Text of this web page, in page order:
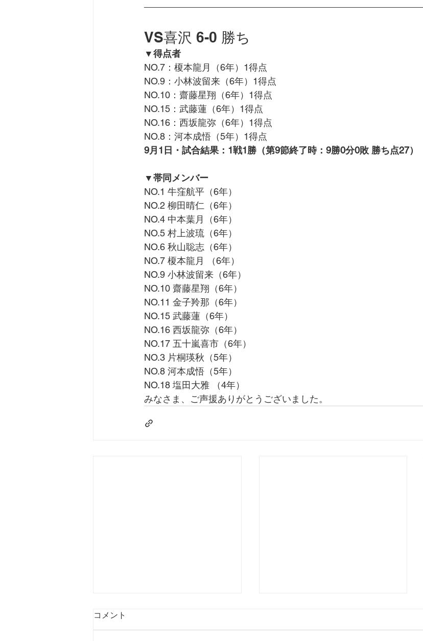
VS喜沢 6-0 勝ち
▼得点者
NO.7：榎本龍月
（6年）1得点
NO.9：小林波留来 （6年）1得点
NO.10：齋藤星翔 （6年）1得点
NO.15：武藤蓮 （6年）1得点
NO.16：西坂龍弥 （6年）1得点
NO.8：河本成悟 （5年）1得点
9月1日・試合結果：1戦1勝（第9節終了時：9勝0分0敗 勝ち点27）
▼帯同メンバー
NO.1 牛窪航平 （6年）
NO.2 柳田晴仁 （6年）
NO.4 中本葉月
（6年）
NO.5 村上波琉 （6年）
NO.6 秋山聡志 （6年）
NO.7 榎本龍月
（6年）
NO.9 小林波留来 （6年）
NO.10 齋藤星翔 （6年）
NO.11 金子羚那 （6年）
NO.15 武藤蓮 （6年）
NO.16 西坂龍弥 （6年）
NO.17 五十嵐喜市 （6年）
NO.3 片桐瑛秋 （5年）
NO.8 河本成悟 （5年）
NO.18 塩田大雅
（4年）
みなさま、ご声援ありがとうございました。
コメント